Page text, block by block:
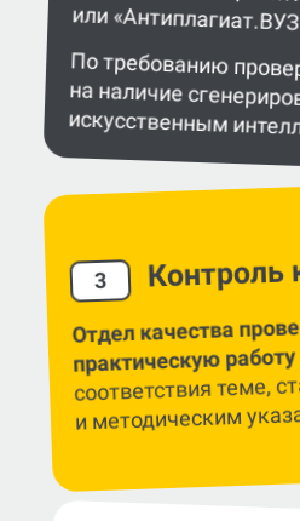
или
По требованию
на наличие
искусственным
3 Контроль
Отдел качества
практическую работу
соответствия теме,
и методическим